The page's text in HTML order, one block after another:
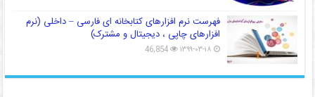
فهرست نرم افزارهای کتابخانه ای فارسی – داخلی (نرم
افزارهای چاپی ، دیجیتال و مشترک)
۱۳۹۹-۰۳-۱۸ 46,854